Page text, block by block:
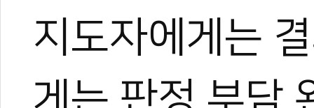
지도자에게는
게는 판정 부담